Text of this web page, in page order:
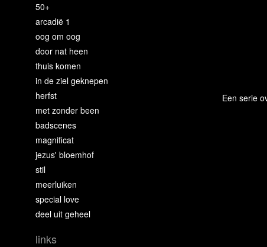
Een serie
50+
arcadië 1
oog om oog
door nat heen
thuis komen
in de ziel geknepen
herfst
met zonder been
badscenes
magnificat
jezus' bloemhof
stil
meerluiken
special love
deel uit geheel
links